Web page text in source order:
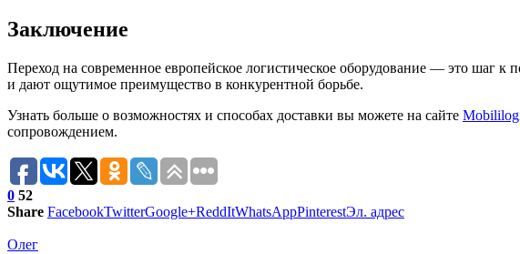
Заключение
Переход на современное европейское логистическое оборудование — это
и дают ощутимое преимущество в конкурентной борьбе.
Узнать больше о возможностях и способах доставки вы можете на сайте
сопровождением.
0 52
Share FacebookTwitterGoogle+ReddItWhatsAppPinterestЭл. адрес
Олег